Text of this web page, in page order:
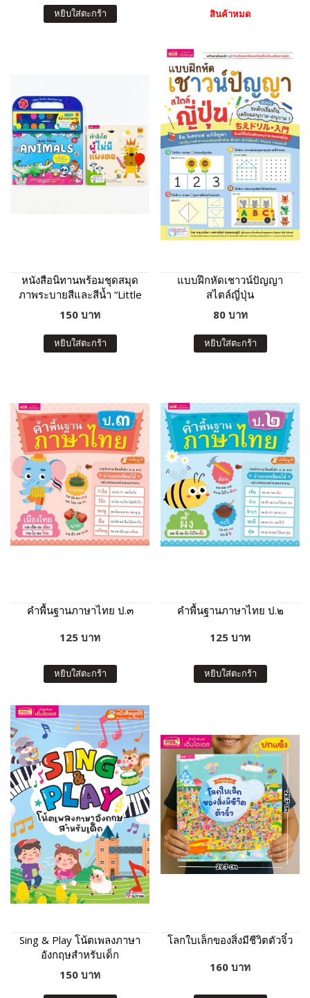
8 ฉาก 11 ตัว ดินเบา 8 สี
หยิบใส่ตะกร้า สินค้าหมด
หนังสือนิทานพร้อมชุดสมุด
ภาพระบายสีและสีน้ำ “Little
Artist : Animals” ปกฟ้า
150 บาท
หยิบใส่ตะกร้า
แบบฝึกหัดเชาวน์ปัญญา
สไตล์ญี่ปุ่น
80 บาท
หยิบใส่ตะกร้า
คำพื้นฐานภาษาไทย ป.๓
125 บาท
หยิบใส่ตะกร้า
คำพื้นฐานภาษาไทย ป.๒
125 บาท
หยิบใส่ตะกร้า
Sing & Play โน้ตเพลงภาษา
อังกฤษสำหรับเด็ก
150 บาท
โลกใบเล็กของสิ่งมีชีวิตตัวจิ๋ว
160 บาท